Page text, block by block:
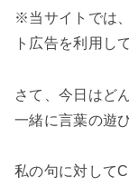
※当サイトでは
ト広告を利用し
さて、今日はど
一緒に言葉の遊
私の句に対して